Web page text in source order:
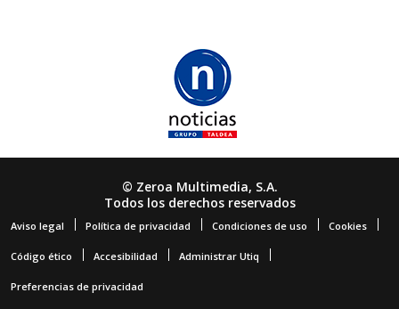
© Zeroa Multimedia, S.A.
Todos los derechos reservados
Aviso legal Política de privacidad Condiciones de uso Cookies
Código ético Accesibilidad Administrar Utiq
Preferencias de privacidad